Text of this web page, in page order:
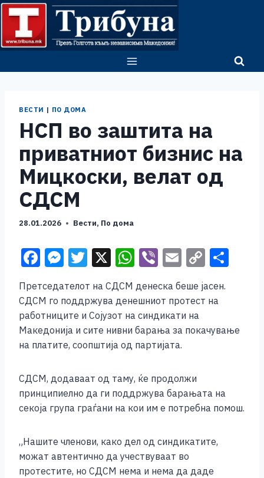
Skip
content
ВЕСТИ | ПО ДОМА
НСП во заштита на
приватниот бизнис на
Мицкоски, велат од
СДСМ
28.01.2026 Вести, По дома
F
c
e
b
o
o
k
M
ss
e
n
g
er
T
tt
er
X W
at
s
A
p
p
Vi
er
E
ai
l
C
p
Li
Претседателот на СДСМ денеска беше јасен.
СДСМ го поддржува денешниот протест на
работниците и Сојузот на синдикати на
Македонија и сите нивни барања за покачување
на платите, соопштија од партијата.
СДСМ, додаваат од таму, ќе продолжи
принципиелно да ги поддржува барањата на
секоја група граѓани на кои им е потребна помош.
„Нашите членови, како дел од синдикатите,
можат автентично да учествуваат во
протестите, но СДСМ нема и нема да даде